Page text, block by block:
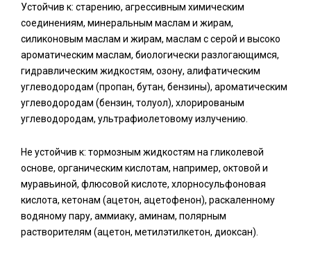
Устойчив к: старению, агрессивным химическим
соединениям, минеральным маслам и жирам,
силиконовым маслам и жирам, маслам с серой и высоко
ароматическим маслам, биологически разлогающимся,
гидравлическим жидкостям, озону, алифатическим
углеводородам (пропан, бутан, бензины), ароматическим
углеводородам (бензин, толуол), хлорированым
углеводородам, ультрафиолетовому излучению.
Не устойчив к: тормозным жидкостям на гликолевой
основе, органическим кислотам, например, октовой и
муравьиной, флюсовой кислоте, хлорносульфоновая
кислота, кетонам (ацетон, ацетофенон), раскаленному
водяному пару, аммиаку, аминам, полярным
растворителям (ацетон, метилэтилкетон, диоксан).